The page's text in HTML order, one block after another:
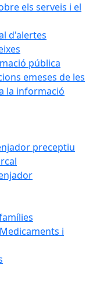
els serveis i el
d'alertes
pública
emeses de les
la informació
preceptiu
i